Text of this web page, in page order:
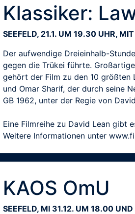
Klassiker:
SEEFELD, 21.1. UM 19.30 UHR,
Der aufwendige Dreieinhalb-
gegen die Trükei führte.
gehört der Film zu den 10 größten
und Omar Sharif, der durch seine
GB 1962, unter der Regie von
Eine Filmreihe zu David Lean gibt
Weitere Informationen unter
KAOS OmU
SEEFELD, MI 31.12. UM 18.00